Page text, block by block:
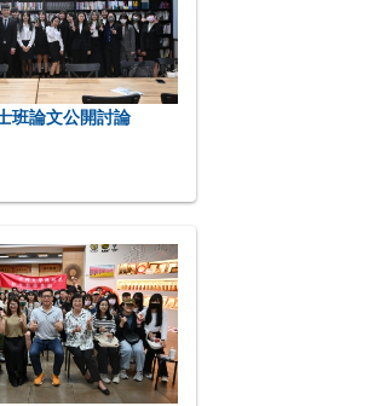
班論文公開討論